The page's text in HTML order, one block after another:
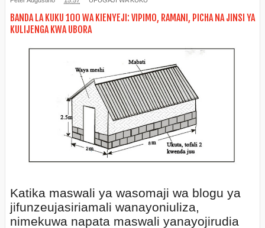
BANDA LA KUKU 100 WA KIENYEJI: VIPIMO, RAMANI, PICHA NA JINSI YA
KULIJENGA KWA UBORA
Katika maswali ya wasomaji wa blogu ya
jifunzeujasiriamali wanayoniuliza,
nimekuwa napata maswali yanayojirudia